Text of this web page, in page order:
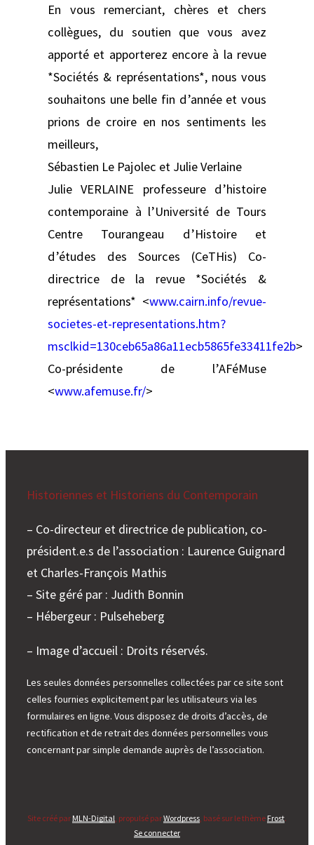
En vous remerciant, chères et chers
collègues, du soutien que vous avez
apporté et apporterez encore à la revue
*Sociétés & représentations*, nous vous
souhaitons une belle fin d’année et vous
prions de croire en nos sentiments les
meilleurs,
Sébastien Le Pajolec et Julie Verlaine
Julie VERLAINE professeure d’histoire
contemporaine à l’Université de Tours
Centre Tourangeau d’Histoire et
d’études des Sources (CeTHis) Co-
directrice de la revue *Sociétés &
représentations* <www.cairn.info/revue-
societes-et-representations.htm?
msclkid=130ceb65a86a11ecb5865fe33411fe2b>
Co-présidente de l’AFéMuse
<www.afemuse.fr/>
Historiennes et Historiens du Contemporain
– Co-directeur et directrice de publication, co-
président.e.s de l’association : Laurence Guignard
et Charles-François Mathis
– Site géré par : Judith Bonnin
– Hébergeur : Pulseheberg
– Image d’accueil : Droits réservés.
Les seules données personnelles collectées par ce site sont
celles fournies explicitement par les utilisateurs via les
formulaires en ligne. Vous disposez de droits d’accès, de
rectification et de retrait des données personnelles vous
concernant par simple demande auprès de l’association.
Site créé par MLN-Digital , propulsé parWordpress , basé sur le thème Frost.
Se connecter